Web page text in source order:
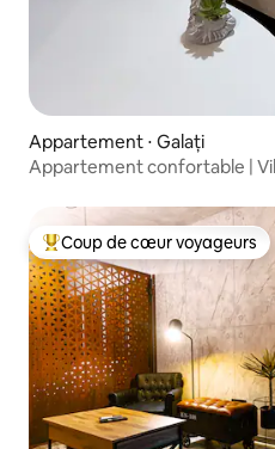
Appartement ⋅ Galați
Appartement confortable |
Coups de cœur voyageurs les
Coup de cœur voyageurs